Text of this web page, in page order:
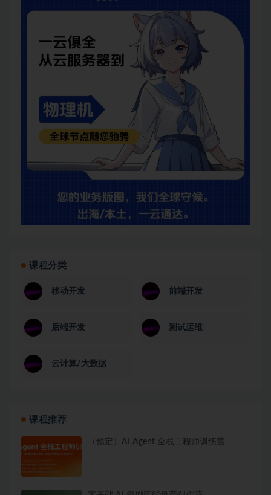
课程分类
移动开发 前端开发
后端开发 测试运维
云计算/大数据
课程推荐
（预定）AI Agent 全栈工程师训练营